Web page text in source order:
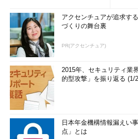
アクセンチュアが追求す
づくりの舞台裏
PR(アクセンチュア)
2015年、セキュリティ業
的型攻撃」を振り返る (1/
日本年金機構情報漏えい
点」とは